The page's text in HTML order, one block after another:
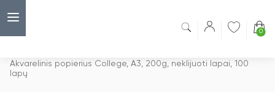
0
Akvarelinis popierius College, A3, 200g, neklijuoti lapai, 100
lapų